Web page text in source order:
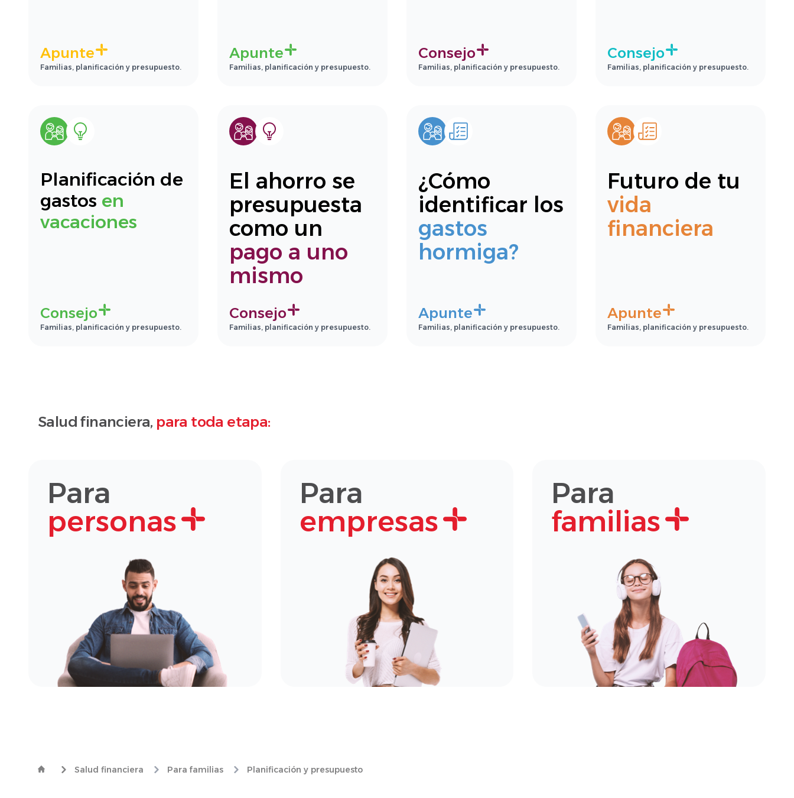
Apunte
Familias, planificación y presupuesto.
Apunte
Familias, planificación y presupuesto.
Consejo
Familias, planificación y presupuesto.
Consejo
Familias, planificación y presupuesto.
Planificación de
gastos en
vacaciones
Consejo
Familias, planificación y presupuesto.
El ahorro se
presupuesta
como un
pago a uno
mismo
Consejo
Familias, planificación y presupuesto.
¿Cómo
identificar los
gastos
hormiga?
Apunte
Familias, planificación y presupuesto.
Futuro de tu
vida
financiera
Apunte
Familias, planificación y presupuesto.
Salud financiera, para toda etapa:
Para
personas
Para
empresas
Para
familias
Salud financiera Para familias Planificación y presupuesto